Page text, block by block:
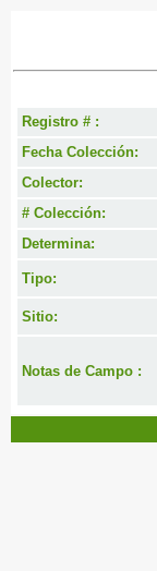
Registro # :
Fecha Colección:
Colector:
# Colección:
Determina:
Tipo:
Sitio:
Notas de Campo :